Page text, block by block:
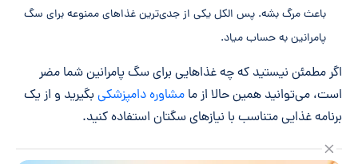
باعث مرگ بشه. پس الکل یکی از جدی‌ترین غذاهای ممنوعه برای سگ
پامرانین به حساب میاد.
اگر مطمئن نیستید که چه غذاهایی برای سگ پامرانین شما مضر
است، می‌توانید همین حالا از ما مشاوره دامپزشکی بگیرید و از یک
برنامه غذایی متناسب با نیازهای سگتان استفاده کنید.